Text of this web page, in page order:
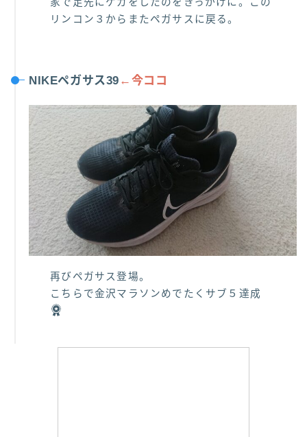
リンコン３からまたペガサスに戻る。
NIKEペガサス39 ←今ココ
再びペガサス登場。
こちらで金沢マラソンめでたくサブ５達成